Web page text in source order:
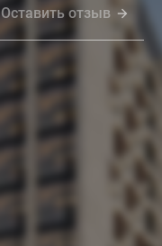
Оставить отзыв